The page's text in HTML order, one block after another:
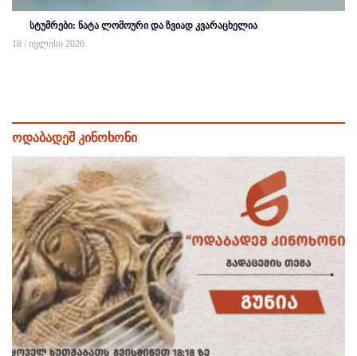
სტუმრები: ნატა ლომოური და ზვიად კვარაცხელია
18 / ივლისი 2026
ოდაბადეშ კინოხონი